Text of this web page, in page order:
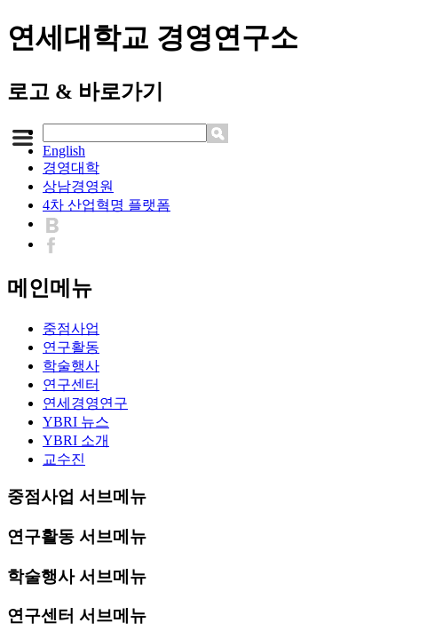
연세대학교 경영연구소
로고 & 바로가기
English
경영대학
상남경영원
4차 산업혁명 플랫폼
메인메뉴
중점사업
연구활동
학술행사
연구센터
연세경영연구
YBRI 뉴스
YBRI 소개
교수진
중점사업 서브메뉴
연구활동 서브메뉴
학술행사 서브메뉴
연구센터 서브메뉴